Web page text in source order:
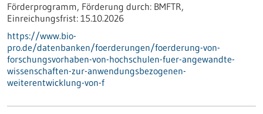
Förderprogramm, Förderung durch: BMFTR,
Einreichungsfrist: 15.10.2026
https://www.bio-
pro.de/datenbanken/foerderungen/foerderung-von-
forschungsvorhaben-von-hochschulen-fuer-angewandte-
wissenschaften-zur-anwendungsbezogenen-
weiterentwicklung-von-f